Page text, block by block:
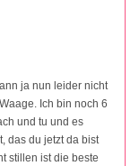
ja nun leider nicht
Ich bin noch 6
und tu und es
das du jetzt da bist
stillen ist die beste